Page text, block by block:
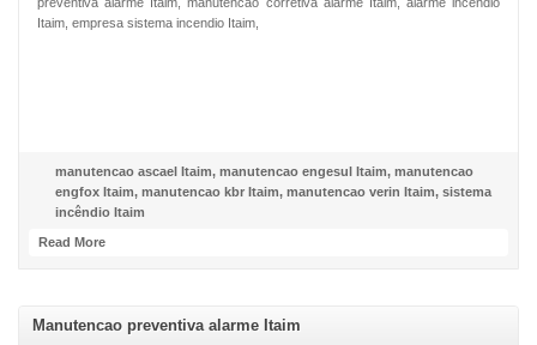
Itaim, empresa sistema incendio Itaim,
manutencao ascael Itaim, manutencao engesul Itaim, manutencao
engfox Itaim, manutencao kbr Itaim, manutencao verin Itaim, sistema
incêndio Itaim
Read More
Manutencao preventiva alarme Itaim